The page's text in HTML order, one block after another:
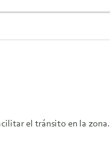
el tránsito en la zona.